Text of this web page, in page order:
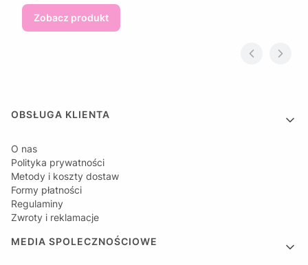
Zobacz produkt
Linki w stopce
OBSŁUGA KLIENTA
O nas
Polityka prywatności
Metody i koszty dostaw
Formy płatności
Regulaminy
Zwroty i reklamacje
MEDIA SPOLECZNOŚCIOWE